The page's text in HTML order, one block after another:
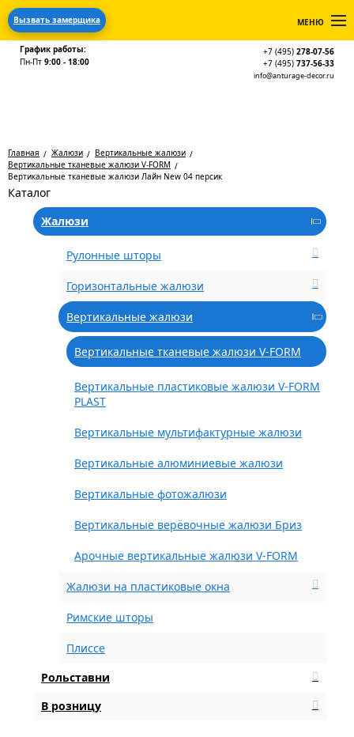
Вызвать замерщика МЕНЮ
График работы:
Пн-Пт 9:00 - 18:00
+7 (495) 278-07-56
+7 (495) 737-56-33
info@anturage-decor.ru
Главная Жалюзи
Вертикальные жалюзи
Вертикальные тканевые жалюзи V-FORM
Вертикальные тканевые жалюзи Лайн New 04 персик
Каталог
Жалюзи
Рулонные шторы
Горизонтальные жалюзи
Вертикальные жалюзи
Вертикальные тканевые жалюзи V-FORM
Вертикальные пластиковые жалюзи V-FORM
PLAST
Вертикальные мультифактурные жалюзи
Вертикальные алюминиевые жалюзи
Вертикальные фотожалюзи
Вертикальные верёвочные жалюзи Бриз
Арочные вертикальные жалюзи V-FORM
Жалюзи на пластиковые окна
Римские шторы
Плиссе
Рольставни
В розницу